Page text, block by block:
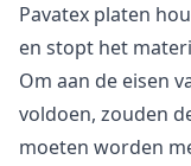
Pavatex platen
en stopt het
Om aan de eisen
voldoen, zouden
moeten worden